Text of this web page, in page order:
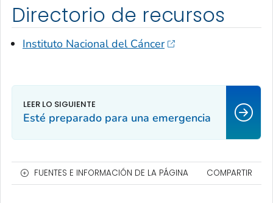
Directorio de recursos
Instituto Nacional del Cáncer
Esté preparado para una emergencia
FUENTES E INFORMACIÓN DE LA PÁGINA COMPARTIR